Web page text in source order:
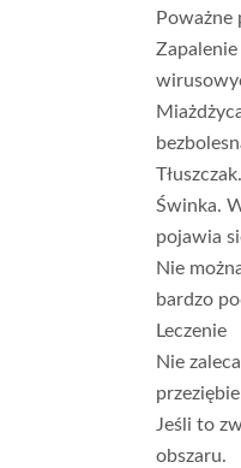
Świnka.
pojawia
Nie
bardzo
Leczenie
Nie
Jeśli to
obszaru.